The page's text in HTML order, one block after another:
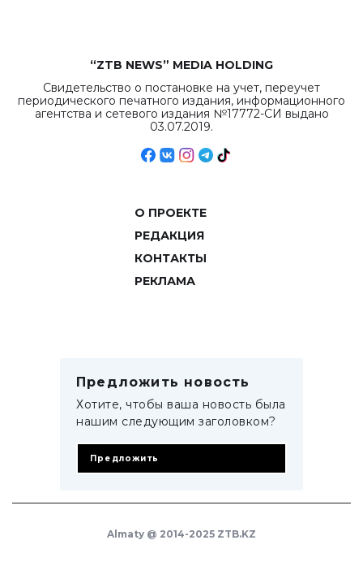
“ZTB NEWS” MEDIA HOLDING
Свидетельство о постановке на учет, переучет
периодического печатного издания, информационного
агентства и сетевого издания №17772-СИ выдано
03.07.2019.
О ПРОЕКТЕ
РЕДАКЦИЯ
КОНТАКТЫ
РЕКЛАМА
Предложить новость
Хотите, чтобы ваша новость была
нашим следующим заголовком?
Предложить
Almaty @ 2014-2025 ZTB.KZ